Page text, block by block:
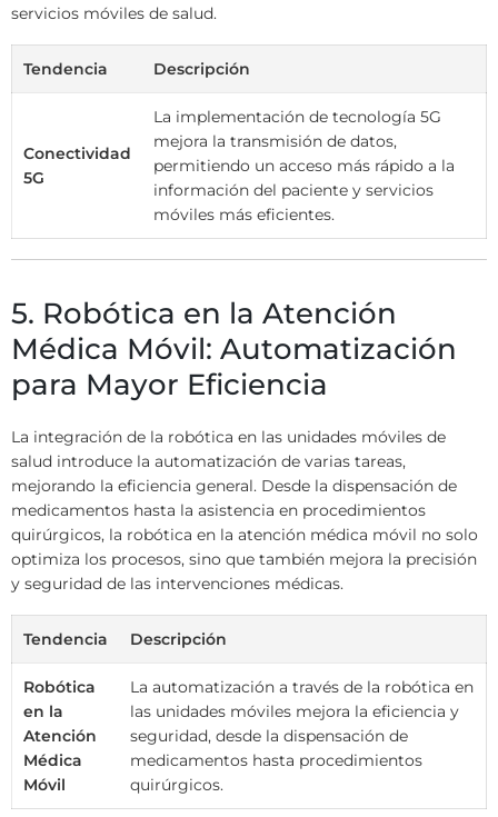
servicios móviles de salud.
Tendencia Descripción
Conectividad
5G
La implementación de tecnología 5G
mejora la transmisión de datos,
permitiendo un acceso más rápido a la
información del paciente y servicios
móviles más eficientes.
5. Robótica en la Atención
Médica Móvil: Automatización
para Mayor Eficiencia
La integración de la robótica en las unidades móviles de
salud introduce la automatización de varias tareas,
mejorando la eficiencia general. Desde la dispensación de
medicamentos hasta la asistencia en procedimientos
quirúrgicos, la robótica en la atención médica móvil no solo
optimiza los procesos, sino que también mejora la precisión
y seguridad de las intervenciones médicas.
Tendencia Descripción
Robótica
en la
Atención
Médica
Móvil
La automatización a través de la robótica en
las unidades móviles mejora la eficiencia y
seguridad, desde la dispensación de
medicamentos hasta procedimientos
quirúrgicos.